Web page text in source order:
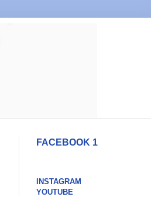
FACEBOOK 1
INSTAGRAM
YOUTUBE